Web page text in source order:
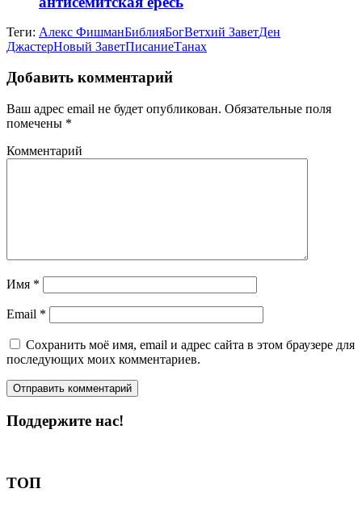
Теги: Алекс ФишманБиблияБогВетхий ЗаветДен
ДжастерНовый ЗаветПисаниеТанах
Добавить комментарий
Ваш адрес email не будет опубликован. Обязательные поля
помечены *
Комментарий
Имя *
Email *
Сохранить моё имя, email и адрес сайта в этом браузере для
последующих моих комментариев.
Поддержите нас!
ТОП